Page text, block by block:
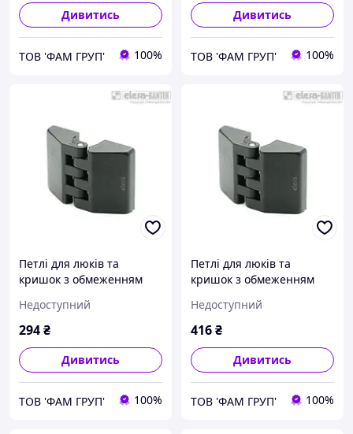
Дивитись
ТОВ 'ФАМ ГРУП' 100%
Дивитись
ТОВ 'ФАМ ГРУП' 100%
Петлі для люків та
кришок з обмеженням
(-80° та + 120°) CFE.30 p-
M3x13-CH-3
Недоступний
294₴
Дивитись
ТОВ 'ФАМ ГРУП' 100%
Петлі для люків та
кришок з обмеженням
(-80° та + 120°) CFE.40 B-
M4
Недоступний
416₴
Дивитись
ТОВ 'ФАМ ГРУП' 100%